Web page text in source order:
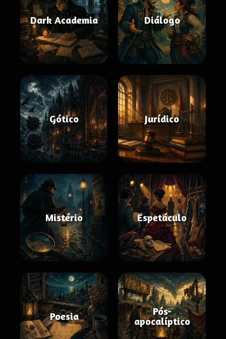
Dark Academia Diálogo
Gótico Jurídico
Mistério Espetáculo
Poesia
Pós-
apocalíptico